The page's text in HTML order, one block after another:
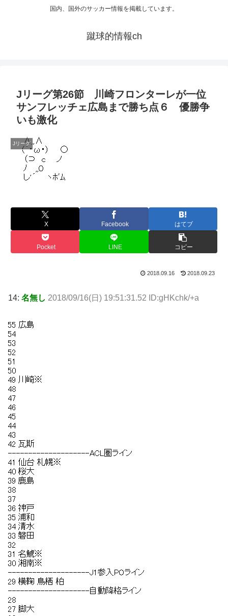
国内、国外のサッカー情報を掲載しています。
蹴球的情報ch
Jリーグ第26節 川崎フロンターレが一位
サンフレッチェ広島まで勝ち点６ 優勝争
いも激化
Jリーグ
X Facebook はてブ
Pocket LINE コピー
2018.09.16 2018.09.23
14: 名無し 2018/09/16(日) 19:51:31.52 ID:gHKchk/+a